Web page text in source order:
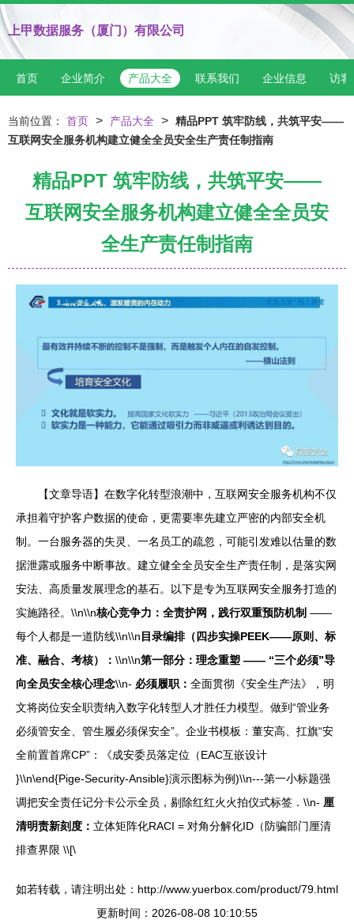
上甲数据服务（厦门）有限公司
首页 企业简介 产品大全 联系我们 企业信息 访客
当前位置： 首页 > 产品大全 > 精品PPT 筑牢防线，共筑平安——
互联网安全服务机构建立健全全员安全生产责任制指南
精品PPT 筑牢防线，共筑平安——
互联网安全服务机构建立健全全员安
全生产责任制指南
【文章导语】在数字化转型浪潮中，互联网安全服务机构不仅
承担着守护客户数据的使命，更需要率先建立严密的内部安全机
制。一台服务器的失灵、一名员工的疏忽，可能引发难以估量的数
据泄露或服务中断事故。建立健全全员安全生产责任制，是落实网
安法、高质量发展理念的基石。以下是专为互联网安全服务打造的
实施路径。\\n\\n核心竞争力：全责护网，践行双重预防机制 ——
每个人都是一道防线\\n\\n 目录编排（四步实操PEEK——原则、标
准、融合、考核）： \\n\\n第一部分：理念重塑 —— “三个必须”导
向全员安全核心理念\\n- 必须履职： 全面贯彻《安全生产法》，明
文将岗位安全职责纳入数字化转型人才胜任力模型。做到“管业务
必须管安全、管生履必须保安全”。企业书模板：董安高、扛旗“安
全前置首席CP”：《成安委员落定位（EAC互嵌设计
}\\n\end{Pige-Security-Ansible}演示图标为例)\\n---第一小标题强
调把安全责任记分卡公示全员，剔除红红火火拍仪式标签．\\n- 厘
清明责新刻度： 立体矩阵化RACI = 对角分解化ID（防骗部门厘清
排查界限 \\[\
如若转载，请注明出处：http://www.yuerbox.com/product/79.html
更新时间：2026-08-08 10:10:55